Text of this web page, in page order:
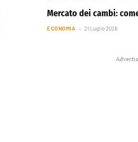
Mercato dei cambi:
ECONOMIA 21 Luglio 2026